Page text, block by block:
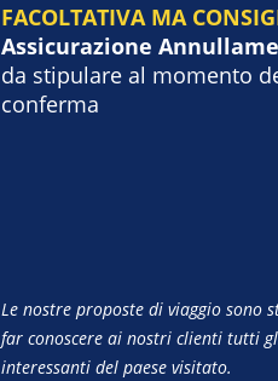
FACOLTATIVA MA
Assicurazione
da stipulare al momento
conferma
Le nostre proposte di viaggio sono
far conoscere ai nostri clienti tutti
interessanti del paese visitato.